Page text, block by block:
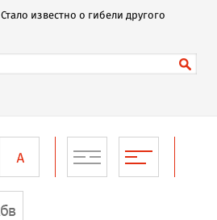
Стало известно о гибели другого